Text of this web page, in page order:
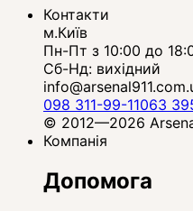
Контакти
м.Київ
Пн-Пт з 10:00 до
Сб-Нд: вихідний
098 311-99-11063
© 2012—2026
Компанія
Допомога